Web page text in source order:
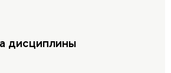
дисциплины